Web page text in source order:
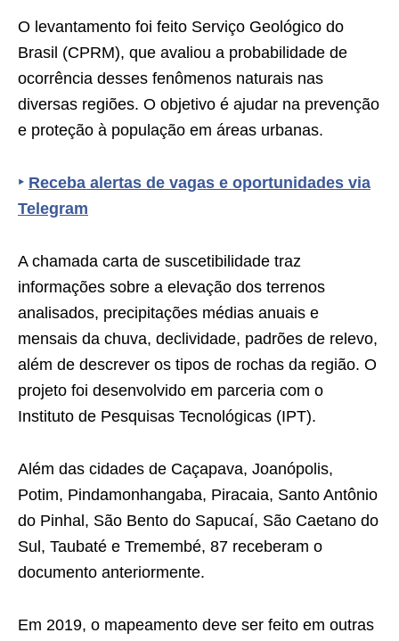
O levantamento foi feito Serviço Geológico do
Brasil (CPRM), que avaliou a probabilidade de
ocorrência desses fenômenos naturais nas
diversas regiões. O objetivo é ajudar na prevenção
e proteção à população em áreas urbanas.
‣ Receba alertas de vagas e oportunidades via
Telegram
A chamada carta de suscetibilidade traz
informações sobre a elevação dos terrenos
analisados, precipitações médias anuais e
mensais da chuva, declividade, padrões de relevo,
além de descrever os tipos de rochas da região. O
projeto foi desenvolvido em parceria com o
Instituto de Pesquisas Tecnológicas (IPT).
Além das cidades de Caçapava, Joanópolis,
Potim, Pindamonhangaba, Piracaia, Santo Antônio
do Pinhal, São Bento do Sapucaí, São Caetano do
Sul, Taubaté e Tremembé, 87 receberam o
documento anteriormente.
Em 2019, o mapeamento deve ser feito em outras